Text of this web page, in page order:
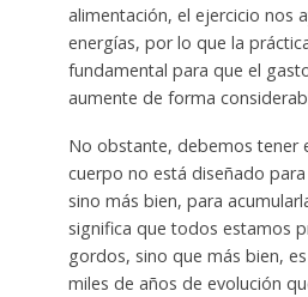
alimentación, el ejercicio nos
energías, por lo que la
fundamental para que el
aumente de forma
No obstante, debemos tener
cuerpo no está diseñado
sino más bien, para
significa que todos estamos
gordos, sino que más bien,
miles de años de evolución